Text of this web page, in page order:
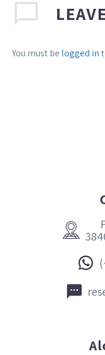
You must be logged in





